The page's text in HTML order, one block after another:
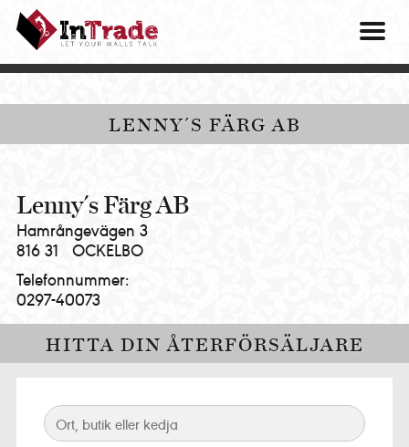
Intrade
ITG
AB
|
your
talk
LENNY´S FÄRG AB
Lenny´s Färg AB
Hamrångevägen 3
816 31
OCKELBO
Telefonnummer:
0297-40073
HITTA DIN ÅTERFÖRSÄLJARE
OM
VÅRA
HITTA